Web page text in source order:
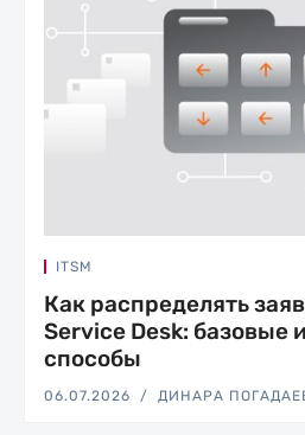
ITSM
Как распределять
Service Desk: базовые
способы
06.07.2026 ДИНАРА